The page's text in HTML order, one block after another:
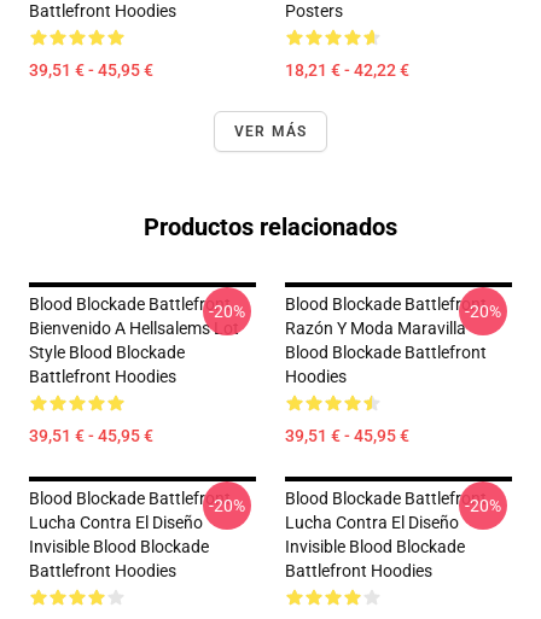
Battlefront Hoodies
39,51 € - 45,95 €
Posters
18,21 € - 42,22 €
VER MÁS
Productos relacionados
Blood Blockade Battlefront
Bienvenido A Hellsalems Lot
Style Blood Blockade
Battlefront Hoodies
39,51 € - 45,95 €
-20%
Blood Blockade Battlefront
Razón Y Moda Maravilla
Blood Blockade Battlefront
Hoodies
39,51 € - 45,95 €
-20%
Blood Blockade Battlefront
Lucha Contra El Diseño
Invisible Blood Blockade
Battlefront Hoodies
-20%
Blood Blockade Battlefront
Lucha Contra El Diseño
Invisible Blood Blockade
Battlefront Hoodies
-20%